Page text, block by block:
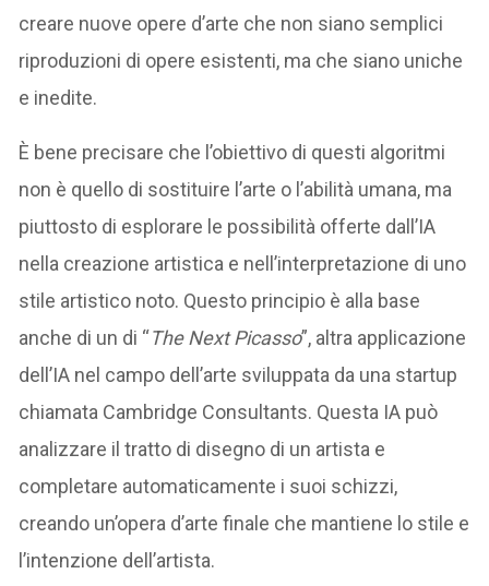
creare nuove opere d’arte che non siano semplici
riproduzioni di opere esistenti, ma che siano uniche
e inedite.
È bene precisare che l’obiettivo di questi algoritmi
non è quello di sostituire l’arte o l’abilità umana, ma
piuttosto di esplorare le possibilità offerte dall’IA
nella creazione artistica e nell’interpretazione di uno
stile artistico noto. Questo principio è alla base
anche di un di “The Next Picasso”, altra applicazione
dell’IA nel campo dell’arte sviluppata da una startup
chiamata Cambridge Consultants. Questa IA può
analizzare il tratto di disegno di un artista e
completare automaticamente i suoi schizzi,
creando un’opera d’arte finale che mantiene lo stile e
l’intenzione dell’artista.